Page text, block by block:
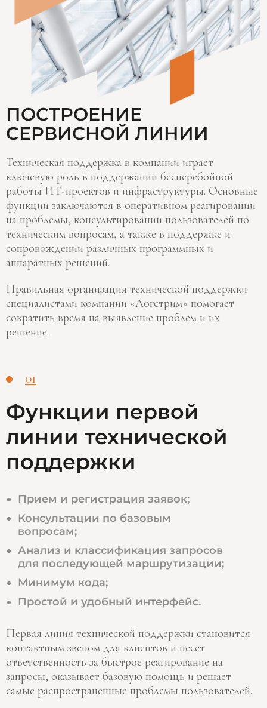
ПОСТРОЕНИЕ
СЕРВИСНОЙ ЛИНИИ
Техническая поддержка в компании играет
ключевую роль в поддержании бесперебойной
работы ИТ-проектов и инфраструктуры. Основные
функции заключаются в оперативном реагировании
на проблемы, консультировании пользователей по
техническим вопросам, а также в поддержке и
сопровождении различных программных и
аппаратных решений.
Правильная организация технической поддержки
специалистами компании «Логстрим» помогает
сократить время на выявление проблем и их
решение.
01
Функции первой
линии технической
поддержки
Прием и регистрация заявок;
Консультации по базовым
вопросам;
Анализ и классификация запросов
для последующей маршрутизации;
Минимум кода;
Простой и удобный интерфейс.
Первая линия технической поддержки становится
контактным звеном для клиентов и несет
ответственность за быстрое реагирование на
запросы, оказывает базовую помощь и решает
самые распространенные проблемы пользователей.